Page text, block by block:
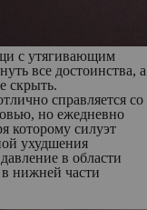
с утягивающим
все достоинства, а
скрыть.
справляется со
но ежедневно
которому силуэт
ухудшения
в области
нижней части